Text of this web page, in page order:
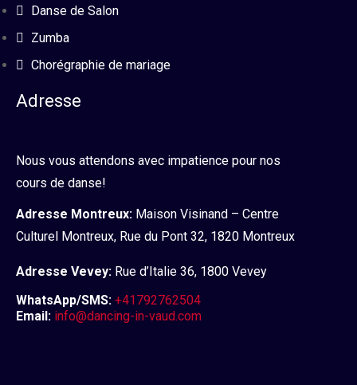
Danse de Salon
Zumba
Chorégraphie de mariage
Adresse
Nous vous attendons avec impatience pour nos
cours de danse!
Adresse Montreux: Maison Visinand – Centre
Culturel Montreux, Rue du Pont 32, 1820 Montreux
Adresse Vevey: Rue d’Italie 36, 1800 Vevey
WhatsApp/SMS: +41792762504
Email: info@dancing-in-vaud.com